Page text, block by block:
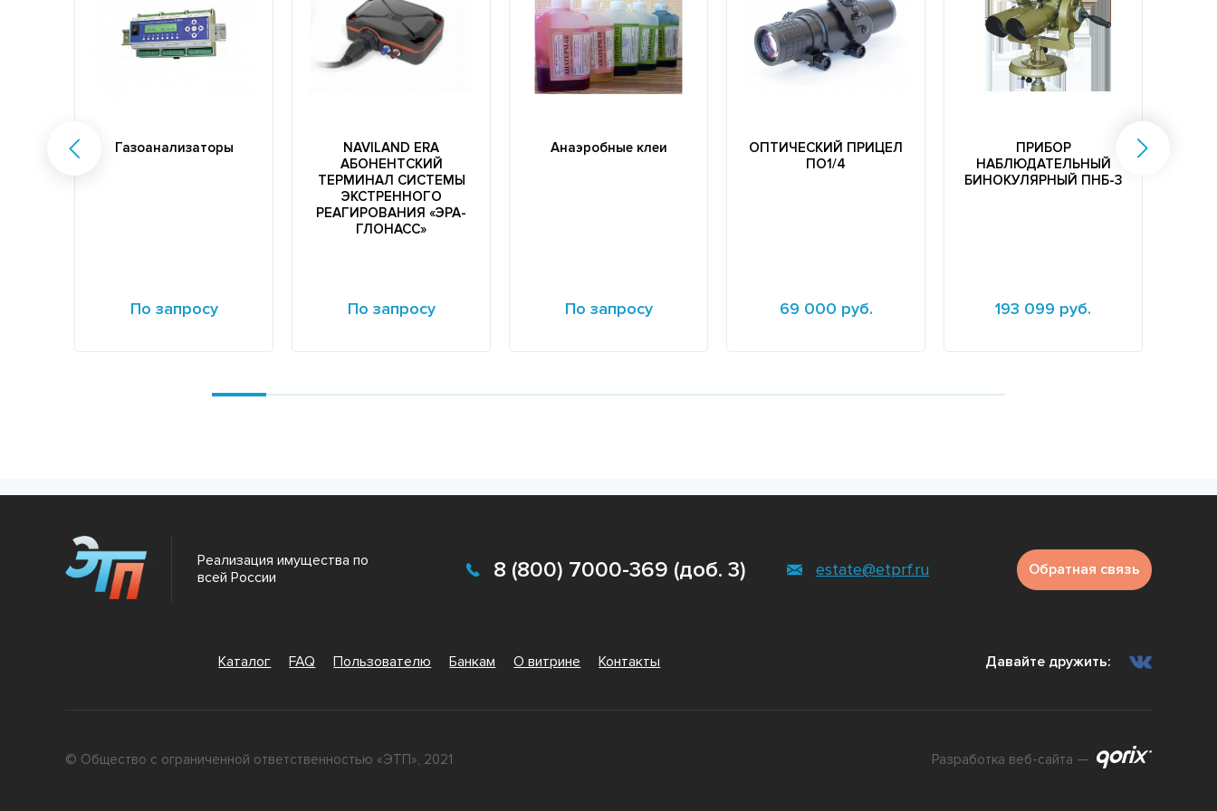
Газоанализаторы
По запросу
NAVILAND ERA
АБОНЕНТСКИЙ
ТЕРМИНАЛ СИСТЕМЫ
ЭКСТРЕННОГО
РЕАГИРОВАНИЯ «ЭРА-
ГЛОНАСС»
По запросу
Анаэробные клеи
По запросу
ОПТИЧЕСКИЙ ПРИЦЕЛ
ПО1/4
69 000 руб.
ПРИБОР
НАБЛЮДАТЕЛЬНЫЙ
БИНОКУЛЯРНЫЙ ПНБ-3
193 099 руб.
Реализация имущества по
всей России
8 (800) 7000-369 (доб. 3) estate@etprf.ru Обратная связь
Каталог FAQ Пользователю Банкам О витрине Контакты Давайте дружить:
© Общество с ограниченной ответственностью «ЭТП», 2021 Разработка веб-сайта —